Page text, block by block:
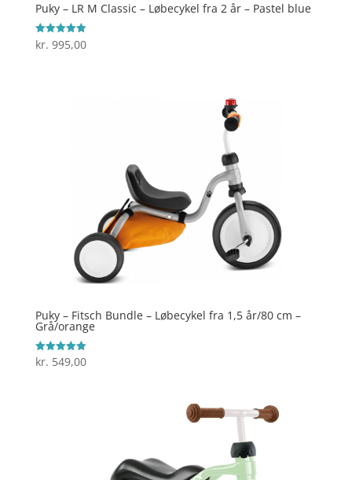
Puky – LR M Classic – Løbecykel fra 2 år – Pastel blue
Vurderet
5
kr. 995,00
Puky – Fitsch Bundle – Løbecykel fra 1,5 år/80 cm –
Grå/orange
Vurderet
5
kr. 549,00